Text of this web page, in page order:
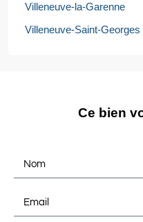
Villeneuve-la-Garenne
Villeneuve-Saint-Georges
Ce bien